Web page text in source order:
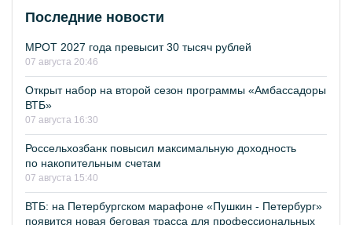
Последние новости
МРОТ 2027 года превысит 30 тысяч рублей
07 августа 20:46
Открыт набор на второй сезон программы «Амбассадоры
ВТБ»
07 августа 16:30
Россельхозбанк повысил максимальную доходность
по накопительным счетам
07 августа 15:40
ВТБ: на Петербургском марафоне «Пушкин - Петербург»
появится новая беговая трасса для профессиональных